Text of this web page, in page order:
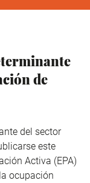
de
del sector
este
Activa (EPA)
ocupación